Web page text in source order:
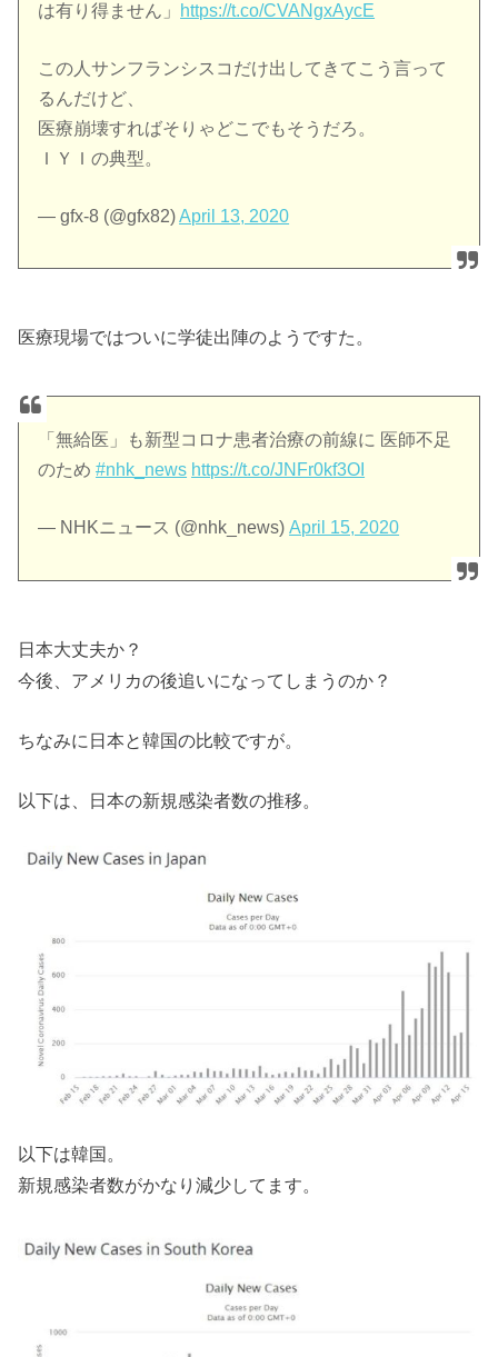
は有り得ません」 https://t.co/CVANgxAycE
この人サンフランシスコだけ出してきてこう言って
るんだけど、
医療崩壊すればそりゃどこでもそうだろ。
ＩＹＩの典型。
— gfx-8 (@gfx82)April 13, 2020
医療現場ではついに学徒出陣のようですた。
「無給医」も新型コロナ患者治療の前線に 医師不足
のため#nhk_news https://t.co/JNFr0kf3OI
— NHKニュース (@nhk_news)April 15, 2020
日本大丈夫か？
今後、アメリカの後追いになってしまうのか？
ちなみに日本と韓国の比較ですが。
以下は、日本の新規感染者数の推移。
以下は韓国。
新規感染者数がかなり減少してます。